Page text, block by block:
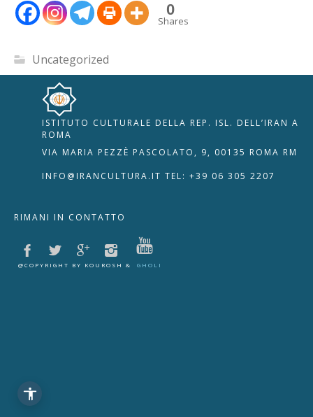
0
Shares
Uncategorized
ISTITUTO CULTURALE DELLA REP. ISL. DELL’IRAN A
ROMA
VIA MARIA PEZZÈ PASCOLATO, 9, 00135 ROMA RM
INFO@IRANCULTURA.IT TEL: +39 06 305 2207
RIMANI IN CONTATTO
@COPYRIGHT BY KOUROSH & GHOLI
RIPRISTINA 🇮🇹 🇬🇧
Disattiva Immagini
Evidenzia Link